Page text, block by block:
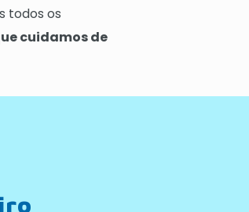
todos os
cuidamos de